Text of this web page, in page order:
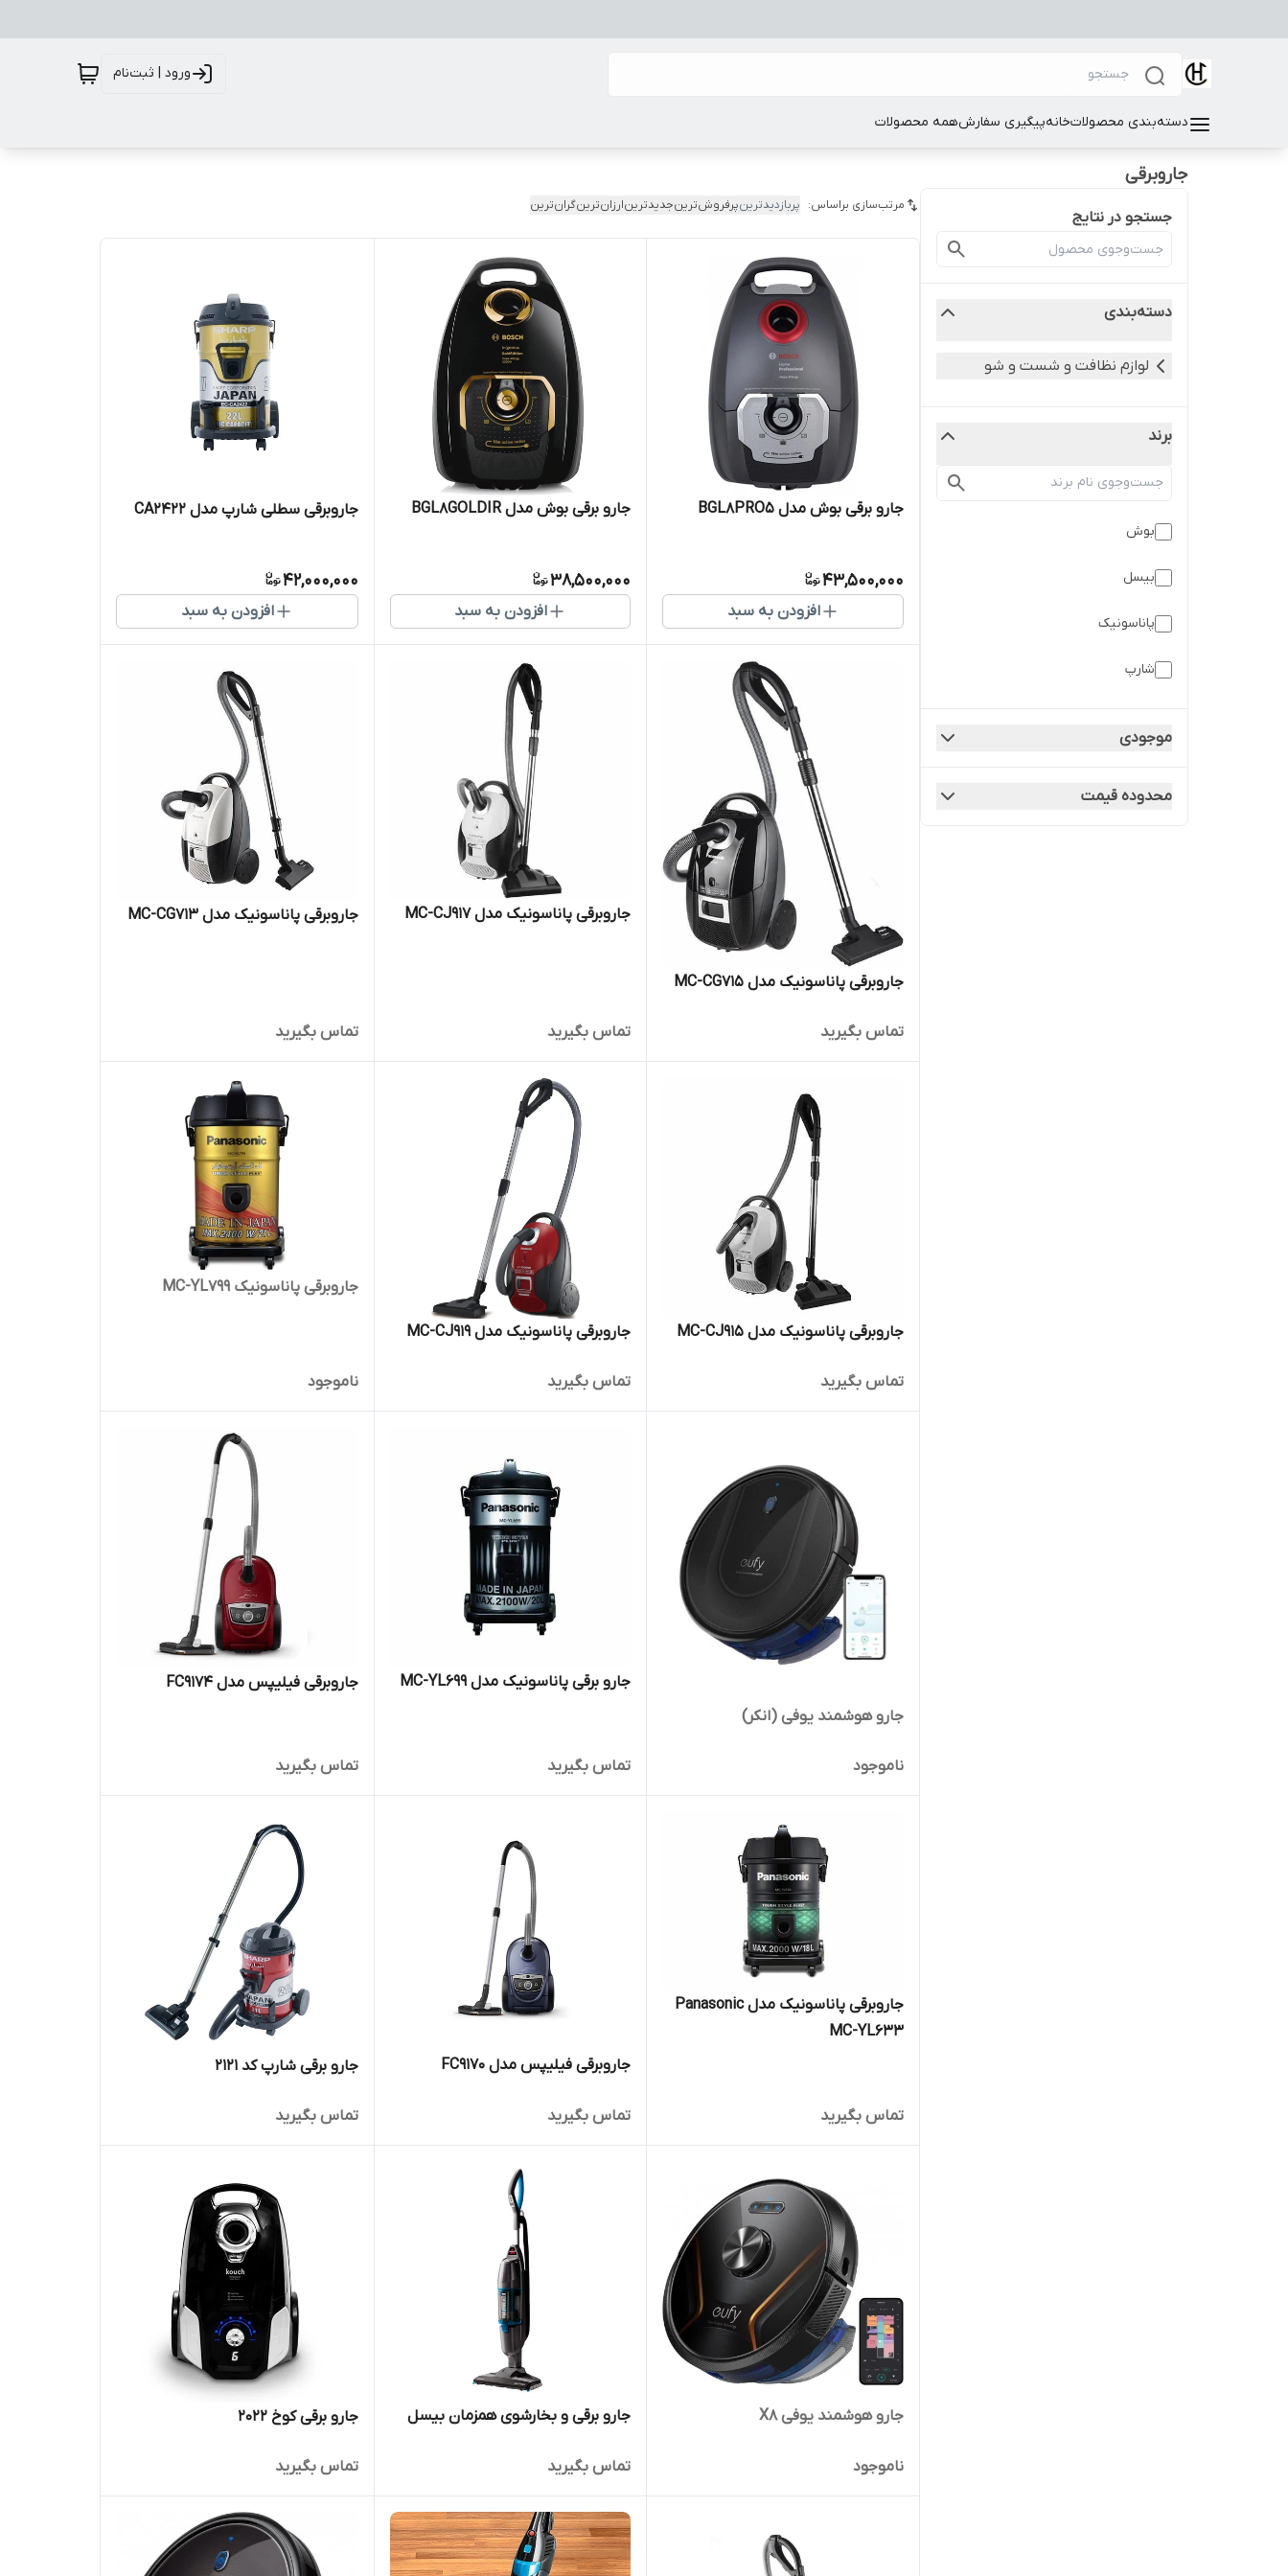
ورود | ثبت‌نام
دسته‌بندی محصولاتخانهپیگیری سفارشهمه محصولات
جاروبرقی
جستجو در نتایج
دسته‌بندی
لوازم نظافت و شست و شو
برند
بوش
بیسل
پاناسونیک
شارپ
یوفی
موجودی
محدوده قیمت
مرتب‌سازی براساس: پربازدیدترینپرفروش‌ترینجدیدترینارزان‌ترینگران‌ترین
جارو برقی بوش مدل BGL8PRO5
43,500,000
افزودن به سبد
جارو برقی بوش مدل BGL8GOLDIR
38,500,000
افزودن به سبد
جاروبرقی سطلی شارپ مدل CA2422
42,000,000
افزودن به سبد
جاروبرقی پاناسونیک مدل MC-CG715
تماس بگیرید
جاروبرقی پاناسونیک مدل MC-CJ917
تماس بگیرید
جاروبرقی پاناسونیک مدل MC-CG713
تماس بگیرید
جاروبرقی پاناسونیک مدل MC-CJ915
تماس بگیرید
جاروبرقی پاناسونیک مدل MC-CJ919
تماس بگیرید
جاروبرقی پاناسونیک MC-YL799
ناموجود
جارو هوشمند یوفی (انکر)
ناموجود
جارو برقی پاناسونیک مدل MC-YL699
تماس بگیرید
جاروبرقی فیلیپس مدل FC9174
تماس بگیرید
جاروبرقی پاناسونیک مدل Panasonic
MC-YL633
تماس بگیرید
جاروبرقی فیلیپس مدل FC9170
تماس بگیرید
جارو برقی شارپ کد 2121
تماس بگیرید
جارو هوشمند یوفی X8
ناموجود
جارو برقی و بخارشوی همزمان بیسل
تماس بگیرید
جارو برقی کوخ ۲۰۲۲
تماس بگیرید